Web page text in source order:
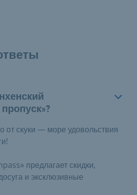
от скуки — море удовольствия
предлагает скидки,
и эксклюзивные